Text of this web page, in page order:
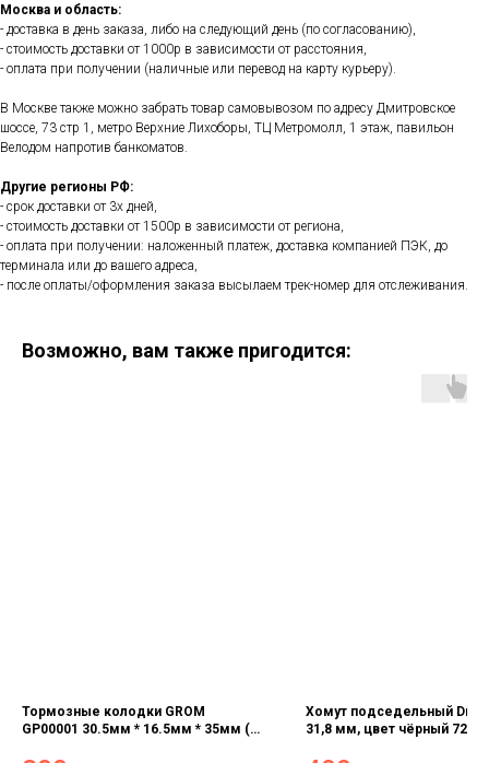
Москва и область:
- доставка в день заказа, либо на следующий день (по согласованию),
- стоимость доставки от 1000р в зависимости от расстояния,
- оплата при получении (наличные или перевод на карту курьеру).
В Москве также можно забрать товар самовывозом по адресу Дмитровское
шоссе, 73 стр 1, метро Верхние Лихоборы, ТЦ Метромолл, 1 этаж, павильон
Велодом напротив банкоматов.
Другие регионы РФ:
- срок доставки от 3х дней,
- стоимость доставки от 1500р в зависимости от региона,
- оплата при получении: наложенный платеж, доставка компанией ПЭК, до
терминала или до вашего адреса,
- после оплаты/оформления заказа высылаем трек-номер для отслеживания.
Возможно, вам также пригодится:
Тормозные колодки GROM
GP00001 30.5мм * 16.5мм * 35мм (1
Хомут подседельный
31,8 мм, цвет чёрный